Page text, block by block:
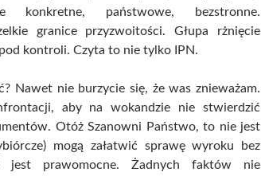
państwowe, bezstronne.
granice przyzwoitości. Głupa rżnięcie
kontroli. Czyta to nie tylko IPN.
Nawet nie burzycie się, że was znieważam.
aby na wokandzie nie stwierdzić
Otóż Szanowni Państwo, to nie jest
mogą załatwić sprawę wyroku bez
jest prawomocne. Żadnych faktów nie